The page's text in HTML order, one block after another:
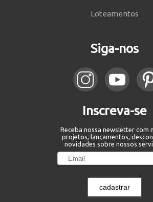
Loteamentos
Siga-nos
Inscreva-se
Receba nossa newsletter com
projetos, lançamentos,
novidades sobre nossos
cadastrar